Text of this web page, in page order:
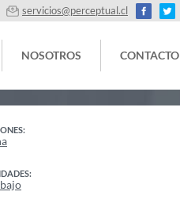
servicios@perceptual.cl
NOSOTROS CONTACTO